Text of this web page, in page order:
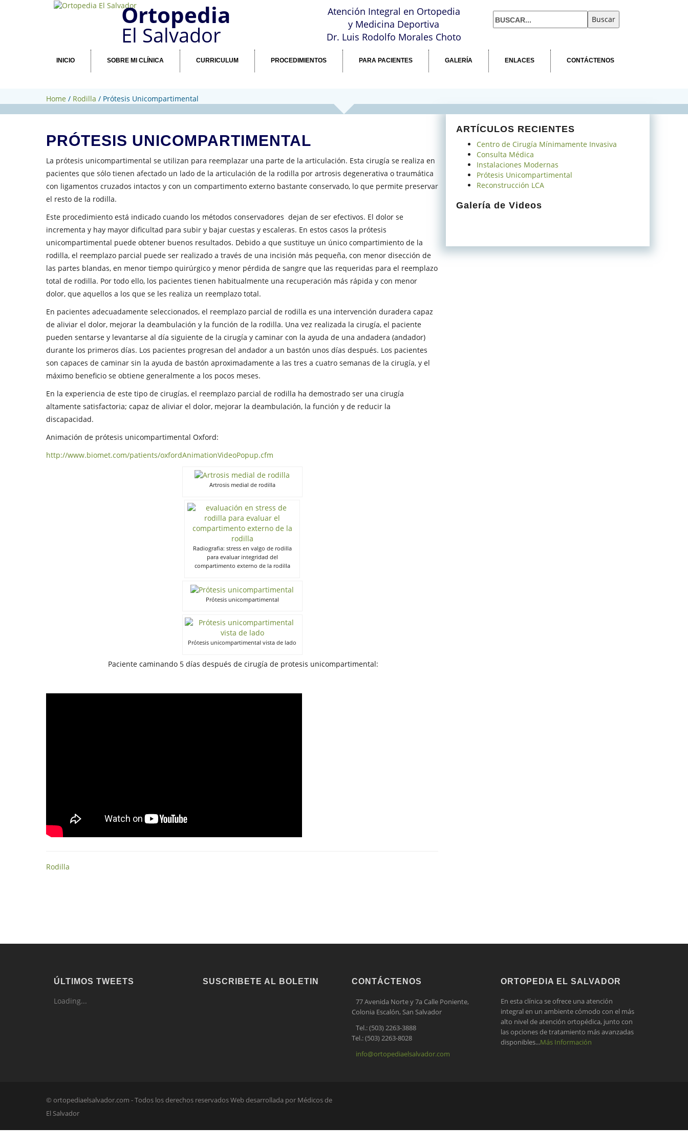
Ortopedia
El Salvador
Atención Integral en Ortopedia
y Medicina Deportiva
Dr. Luis Rodolfo Morales Choto
INICIO SOBRE MI CLÍNICA CURRICULUM PROCEDIMIENTOS PARA PACIENTES GALERÍA ENLACES CONTÁCTENOS
Home / Rodilla / Prótesis Unicompartimental
PRÓTESIS UNICOMPARTIMENTAL
La prótesis unicompartimental se utilizan para reemplazar una parte de la articulación. Esta cirugía se realiza en
pacientes que sólo tienen afectado un lado de la articulación de la rodilla por artrosis degenerativa o traumática
con ligamentos cruzados intactos y con un compartimento externo bastante conservado, lo que permite preservar
el resto de la rodilla.
Este procedimiento está indicado cuando los métodos conservadores dejan de ser efectivos. El dolor se
incrementa y hay mayor dificultad para subir y bajar cuestas y escaleras. En estos casos la prótesis
unicompartimental puede obtener buenos resultados. Debido a que sustituye un único compartimiento de la
rodilla, el reemplazo parcial puede ser realizado a través de una incisión más pequeña, con menor disección de
las partes blandas, en menor tiempo quirúrgico y menor pérdida de sangre que las requeridas para el reemplazo
total de rodilla. Por todo ello, los pacientes tienen habitualmente una recuperación más rápida y con menor
dolor, que aquellos a los que se les realiza un reemplazo total.
En pacientes adecuadamente seleccionados, el reemplazo parcial de rodilla es una intervención duradera capaz
de aliviar el dolor, mejorar la deambulación y la función de la rodilla. Una vez realizada la cirugía, el paciente
pueden sentarse y levantarse al día siguiente de la cirugía y caminar con la ayuda de una andadera (andador)
durante los primeros días. Los pacientes progresan del andador a un bastón unos días después. Los pacientes
son capaces de caminar sin la ayuda de bastón aproximadamente a las tres a cuatro semanas de la cirugía, y el
máximo beneficio se obtiene generalmente a los pocos meses.
En la experiencia de este tipo de cirugías, el reemplazo parcial de rodilla ha demostrado ser una cirugía
altamente satisfactoria; capaz de aliviar el dolor, mejorar la deambulación, la función y de reducir la
discapacidad.
Animación de prótesis unicompartimental Oxford:
http://www.biomet.com/patients/oxfordAnimationVideoPopup.cfm
Artrosis medial de rodilla
Radiografia: stress en valgo de rodilla
para evaluar integridad del
compartimento externo de la rodilla
Prótesis unicompartimental
Prótesis unicompartimental vista de lado
Paciente caminando 5 días después de cirugía de protesis unicompartimental:
Rodilla
ARTÍCULOS RECIENTES
Centro de Cirugía Mínimamente Invasiva
Consulta Médica
Instalaciones Modernas
Prótesis Unicompartimental
Reconstrucción LCA
Galería de Videos
ÚLTIMOS TWEETS
Loading...
SUSCRIBETE AL BOLETIN CONTÁCTENOS
77 Avenida Norte y 7a Calle Poniente,
Colonia Escalón, San Salvador
Tel.: (503) 2263-3888
Tel.: (503) 2263-8028
info@ortopediaelsalvador.com
ORTOPEDIA EL SALVADOR
En esta clínica se ofrece una atención
integral en un ambiente cómodo con el más
alto nivel de atención ortopédica, junto con
las opciones de tratamiento más avanzadas
disponibles...Más Información
© ortopediaelsalvador.com - Todos los derechos reservados Web desarrollada por Médicos de
El Salvador